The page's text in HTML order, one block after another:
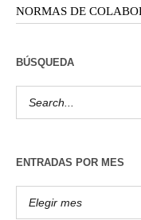
NORMAS DE
BÚSQUEDA
ENTRADAS POR MES